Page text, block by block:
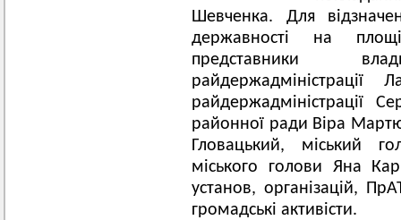
Шевченка. Для
державності на
представники
райдержадміністрації
райдержадміністрації
районної ради Віра
Гловацький, міський
міського голови Яна
установ, організацій,
громадські активісти.